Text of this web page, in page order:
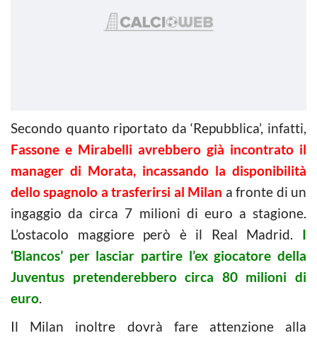
Secondo quanto riportato da ‘Repubblica’, infatti,
Fassone e Mirabelli avrebbero già incontrato il
manager di Morata, incassando la disponibilità
dello spagnolo a trasferirsi al Milan a fronte di un
ingaggio da circa 7 milioni di euro a stagione.
L’ostacolo maggiore però è il Real Madrid. I
‘Blancos’ per lasciar partire l’ex giocatore della
Juventus pretenderebbero circa 80 milioni di
euro.
Il Milan inoltre dovrà fare attenzione alla